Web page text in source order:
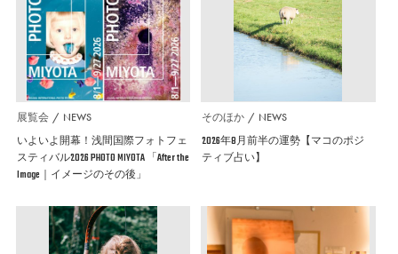
展覧会 NEWS
いよいよ開幕！浅間国際フォトフェ
スティバル2026 PHOTO MIYOTA 「After the
Image｜イメージのその後」
そのほか NEWS
2026年8月前半の運勢【マコのポジ
ティブ占い】